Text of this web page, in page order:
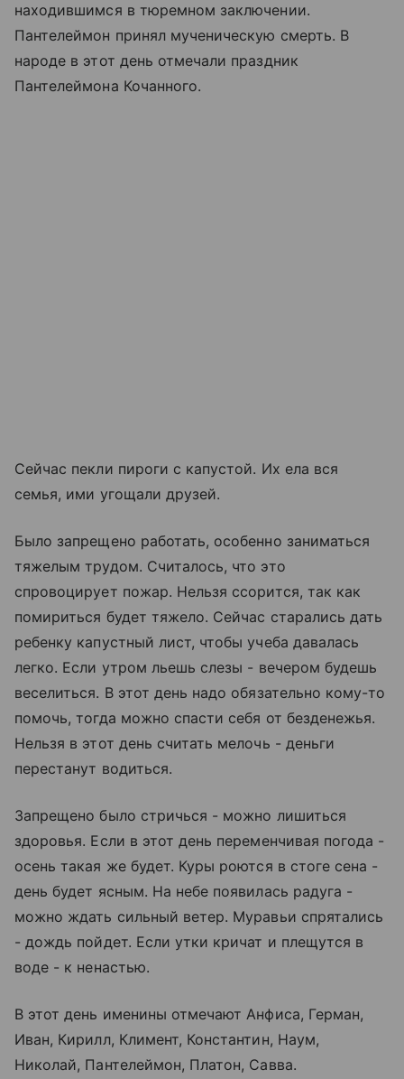
находившимся в тюремном заключении.
Пантелеймон принял мученическую смерть. В
народе в этот день отмечали праздник
Пантелеймона Кочанного.
Сейчас пекли пироги с капустой. Их ела вся
семья, ими угощали друзей.
Было запрещено работать, особенно заниматься
тяжелым трудом. Считалось, что это
спровоцирует пожар. Нельзя ссорится, так как
помириться будет тяжело. Сейчас старались дать
ребенку капустный лист, чтобы учеба давалась
легко. Если утром льешь слезы - вечером будешь
веселиться. В этот день надо обязательно кому-то
помочь, тогда можно спасти себя от безденежья.
Нельзя в этот день считать мелочь - деньги
перестанут водиться.
Запрещено было стричься - можно лишиться
здоровья. Если в этот день переменчивая погода -
осень такая же будет. Куры роются в стоге сена -
день будет ясным. На небе появилась радуга -
можно ждать сильный ветер. Муравьи спрятались
- дождь пойдет. Если утки кричат и плещутся в
воде - к ненастью.
В этот день именины отмечают Анфиса, Герман,
Иван, Кирилл, Климент, Константин, Наум,
Николай, Пантелеймон, Платон, Савва.